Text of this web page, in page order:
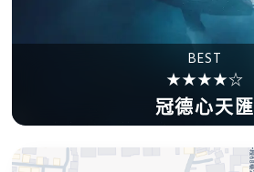
BEST
★★★★☆
冠德心天匯